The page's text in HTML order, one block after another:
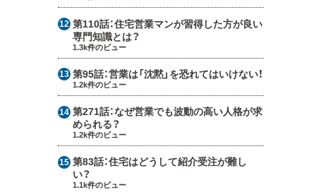
第110話：住宅営業マンが習得した方が良い
専門知識とは？
1.3k件のビュー
第95話：営業は「沈黙」を恐れてはいけない！
1.2k件のビュー
第271話：なぜ営業でも波動の高い人格が求
められる？
1.2k件のビュー
第83話：住宅はどうして紹介受注が難し
い？
1.1k件のビュー